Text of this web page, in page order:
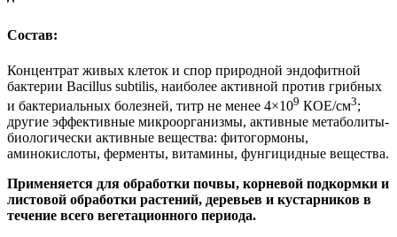
Состав:
Концентрат живых клеток и спор природной эндофитной
бактерии Bacillus subtilis, наиболее активной против грибных
и бактериальных болезней, титр не менее 4×109 КОЕ/см3;
другие эффективные микроорганизмы, активные метаболиты-
биологически активные вещества: фитогормоны,
аминокислоты, ферменты, витамины, фунгицидные вещества.
Применяется для обработки почвы, корневой подкормки и
листовой обработки растений, деревьев и кустарников в
течение всего вегетационного периода.